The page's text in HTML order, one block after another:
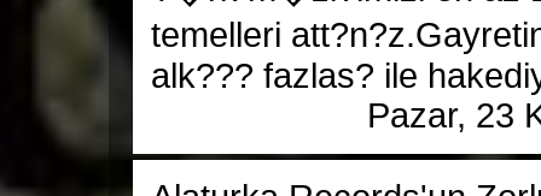
temelleri
alk??? fazlas? ile
Pazar, 23